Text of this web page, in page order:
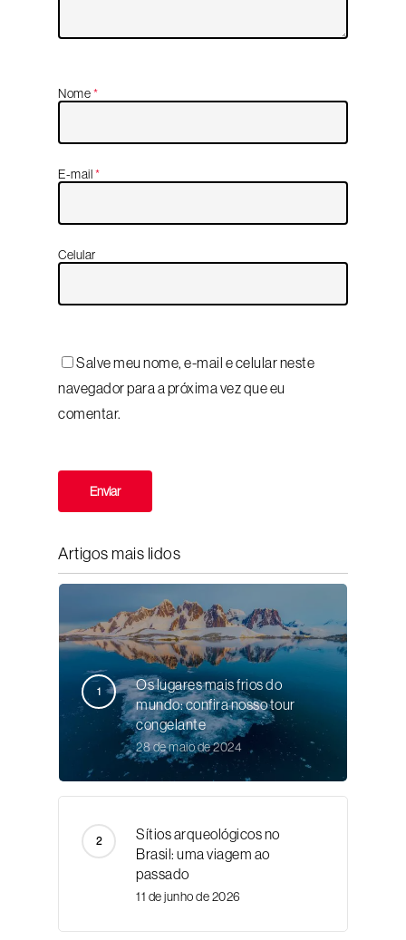
Nome*
E-mail*
Celular
Salve meu nome, e-mail e celular neste
navegador para a próxima vez que eu
comentar.
Artigos mais lidos
Os lugares mais frios do
mundo: confira nosso tour
congelante
28 de maio de 2024
Sítios arqueológicos no
Brasil: uma viagem ao
passado
11 de junho de 2026